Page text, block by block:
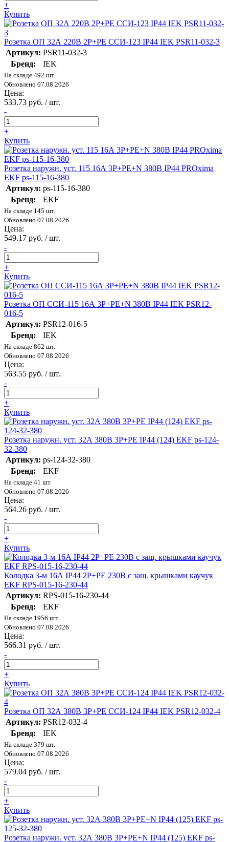
+
Купить
Розетка ОП 32А 220В 2P+PЕ ССИ-123 IP44 IEK PSR11-032-3
Артикул: PSR11-032-3
Бренд:
IEK
На складе 492 шт.
Обновлено 07.08.2026
Цена:
533.73 руб. / шт.
-
+
Купить
Розетка наружн. уст. 115 16А 3P+PE+N 380В IP44 PROxima
EKF ps-115-16-380
Артикул: ps-115-16-380
Бренд:
EKF
На складе 145 шт.
Обновлено 07.08.2026
Цена:
549.17 руб. / шт.
-
+
Купить
Розетка ОП ССИ-115 16А 3P+PE+N 380В IP44 IEK PSR12-
016-5
Артикул: PSR12-016-5
Бренд:
IEK
На складе 862 шт.
Обновлено 07.08.2026
Цена:
563.55 руб. / шт.
-
+
Купить
Розетка наружн. уст. 32А 380В 3P+РЕ IP44 (124) EKF ps-124-
32-380
Артикул: ps-124-32-380
Бренд:
EKF
На складе 41 шт.
Обновлено 07.08.2026
Цена:
564.26 руб. / шт.
-
+
Купить
Колодка 3-м 16А IP44 2P+PE 230В с защ. крышками каучук
EKF RPS-015-16-230-44
Артикул: RPS-015-16-230-44
Бренд:
EKF
На складе 1956 шт.
Обновлено 07.08.2026
Цена:
566.31 руб. / шт.
-
+
Купить
Розетка ОП 32А 380В 3P+PЕ ССИ-124 IP44 IEK PSR12-032-4
Артикул: PSR12-032-4
Бренд:
IEK
На складе 379 шт.
Обновлено 07.08.2026
Цена:
579.04 руб. / шт.
-
+
Купить
Розетка наружн. уст. 32А 380В 3P+РЕ+N IP44 (125) EKF ps-